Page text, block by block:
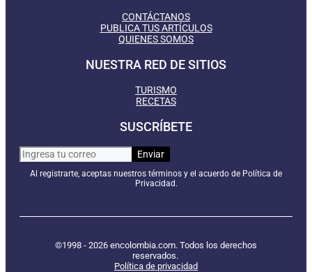
CONTÁCTANOS
PUBLICA TUS ARTÍCULOS
QUIENES SOMOS
NUESTRA RED DE SITIOS
TURISMO
RECETAS
SUSCRÍBETE
Al registrarte, aceptas nuestros términos y el acuerdo de Política de
Privacidad.
©1998 - 2026 encolombia.com. Todos los derechos
reservados.
Política de privacidad